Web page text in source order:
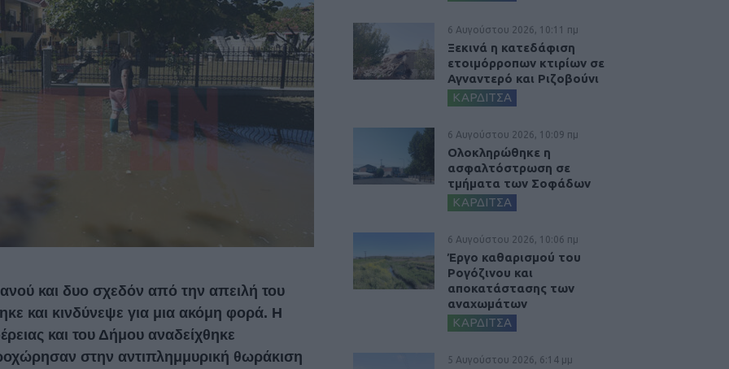
και δυο σχεδόν από την απειλή του
και κινδύνεψε για μια ακόμη φορά. Η
και του Δήμου αναδείχθηκε
στην αντιπλημμυρική θωράκιση
6 Αυγούστου 2026, 10:11 πμ
Ξεκινά η κατεδάφιση
ετοιμόρροπων κτιρίων σε
Αγναντερό και Ριζοβούνι
ΚΑΡΔΙΤΣΑ
6 Αυγούστου 2026, 10:09 πμ
Ολοκληρώθηκε η
ασφαλτόστρωση σε
τμήματα των Σοφάδων
ΚΑΡΔΙΤΣΑ
6 Αυγούστου 2026, 10:06 πμ
Έργο καθαρισμού του
Ρογόζινου και
αποκατάστασης των
αναχωμάτων
ΚΑΡΔΙΤΣΑ
5 Αυγούστου 2026, 6:14 μμ